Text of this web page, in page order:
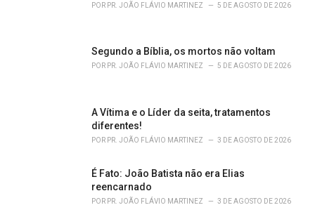
POR PR. JOÃO FLÁVIO MARTINEZ 5 DE AGOSTO DE 2026
Segundo a Bíblia, os mortos não voltam
POR PR. JOÃO FLÁVIO MARTINEZ 5 DE AGOSTO DE 2026
A Vítima e o Líder da seita, tratamentos
diferentes!
POR PR. JOÃO FLÁVIO MARTINEZ 3 DE AGOSTO DE 2026
É Fato: João Batista não era Elias
reencarnado
POR PR. JOÃO FLÁVIO MARTINEZ 3 DE AGOSTO DE 2026